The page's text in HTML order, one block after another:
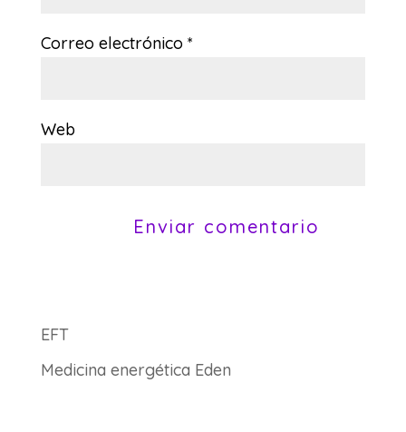
Correo electrónico *
Web
EFT
Medicina energética Eden